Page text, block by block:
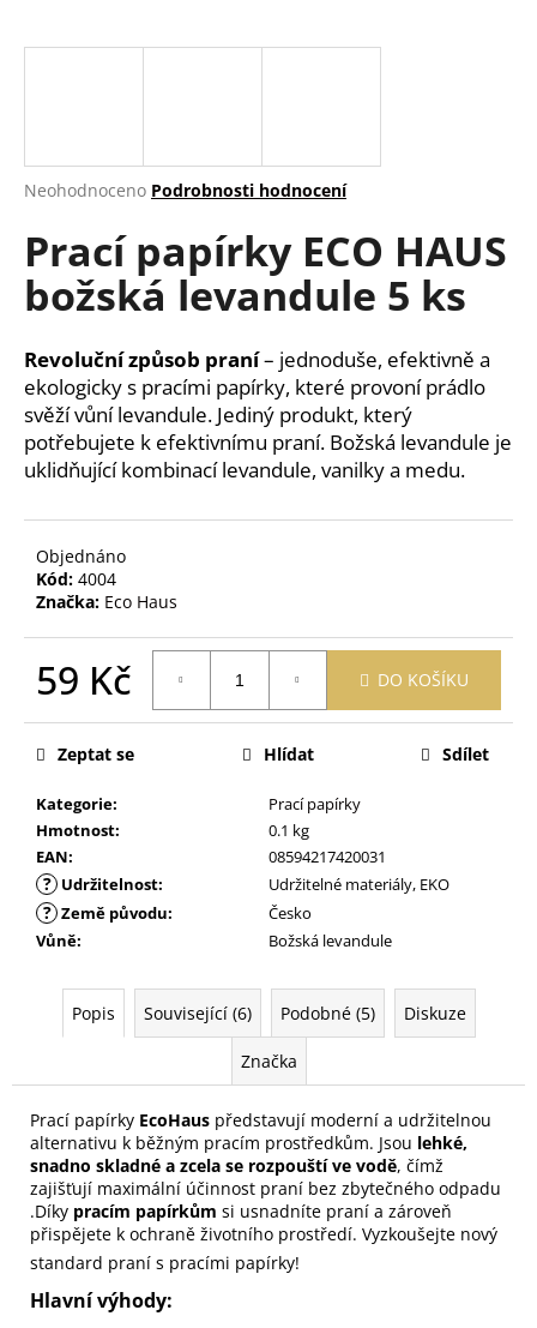
Průměrné
produktu
je
0,0
hvězdiček.
Neohodnoceno Podrobnosti hodnocení
Prací papírky ECO HAUS
božská levandule 5 ks
Revoluční způsob praní– jednoduše, efektivně a
ekologicky s pracími papírky, které provoní prádlo
svěží vůní levandule. Jediný produkt, který
potřebujete k efektivnímu praní. Božská levandule je
uklidňující kombinací levandule, vanilky a medu.
Objednáno
Kód: 4004
Značka: Eco Haus
59 Kč DO KOŠÍKU
Kategorie:
Prací papírky
Hmotnost:
0.1 kg
EAN: 08594217420031
? Udržitelnost: Udržitelné materiály, EKO
? Země původu:
Česko
Vůně: Božská levandule
Zeptat se Hlídat Sdílet
Popis Související (6) Podobné (5) Diskuze
Značka
Prací papírky EcoHaus představují moderní a udržitelnou
alternativu k běžným pracím prostředkům. Jsou lehké,
snadno skladné a zcela se rozpouští ve vodě, čímž
zajišťují maximální účinnost praní bez zbytečného odpadu
.Díky pracím papírkům si usnadníte praní a zároveň
přispějete k ochraně životního prostředí. Vyzkoušejte nový
standard praní s pracími papírky!
Hlavní výhody:
j
?
HLEDAT
D
o
p
o
u
u
m
PURITY
VISION
MĚSÍČKOVÁ
ZINKOVÁ
MAST
70
ML
189
Kč